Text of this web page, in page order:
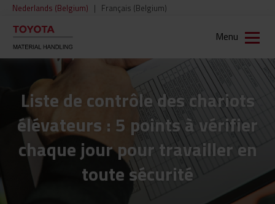
Nederlands (Belgium) | Français (Belgium)
Menu
Liste de contrôle des chariots
élévateurs : 5 points à vérifier
chaque jour pour travailler en
toute sécurité